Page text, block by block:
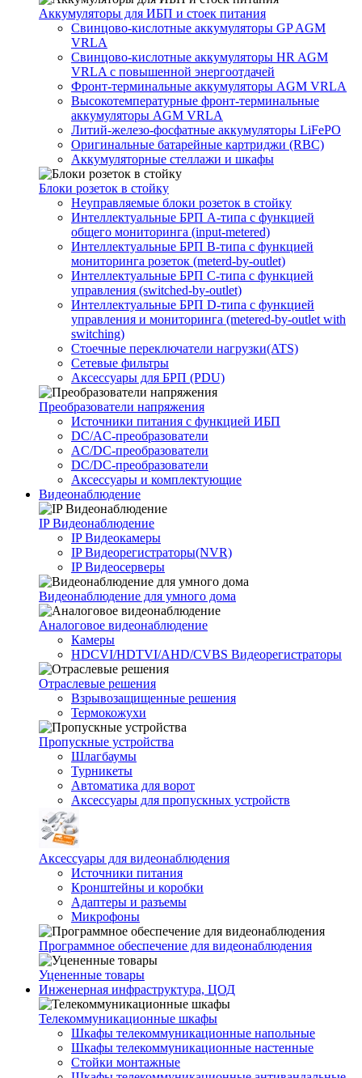
Аккумуляторы для ИБП и стоек питания
Свинцово-кислотные аккумуляторы GP AGM
VRLA
Свинцово-кислотные аккумуляторы HR AGM
VRLA с повышенной энергоотдачей
Фронт-терминальные аккумуляторы AGM VRLA
Высокотемпературные фронт-терминальные
аккумуляторы AGM VRLA
Литий-железо-фосфатные аккумуляторы LiFePO
Оригинальные батарейные картриджи (RBC)
Аккумуляторные стеллажи и шкафы
Блоки розеток в стойку
Неуправляемые блоки розеток в стойку
Интеллектуальные БРП А-типа с функцией
общего мониторинга (input-metered)
Интеллектуальные БРП B-типа с функцией
мониторинга розеток (meterd-by-outlet)
Интеллектуальные БРП C-типа с функцией
управления (switched-by-outlet)
Интеллектуальные БРП D-типа с функцией
управления и мониторинга (metered-by-outlet with
switching)
Стоечные переключатели нагрузки(ATS)
Сетевые фильтры
Аксессуары для БРП (PDU)
Преобразователи напряжения
Источники питания c функцией ИБП
DC/AC-преобразователи
AC/DC-преобразователи
DC/DC-преобразователи
Аксессуары и комплектующие
Видеонаблюдение
IP Видеонаблюдение
IP Видеокамеры
IP Видеорегистраторы(NVR)
IP Видеосерверы
Видеонаблюдение для умного дома
Аналоговое видеонаблюдение
Камеры
HDCVI/HDTVI/AHD/CVBS Видеорегистраторы
Отраслевые решения
Взрывозащищенные решения
Термокожухи
Пропускные устройства
Шлагбаумы
Турникеты
Автоматика для ворот
Аксессуары для пропускных устройств
Аксессуары для видеонаблюдения
Источники питания
Кронштейны и коробки
Адаптеры и разъемы
Микрофоны
Программное обеспечение для видеонаблюдения
Уцененные товары
Инженерная инфраструктура, ЦОД
Телекоммуникационные шкафы
Шкафы телекоммуникационные напольные
Шкафы телекоммуникационные настенные
Стойки монтажные